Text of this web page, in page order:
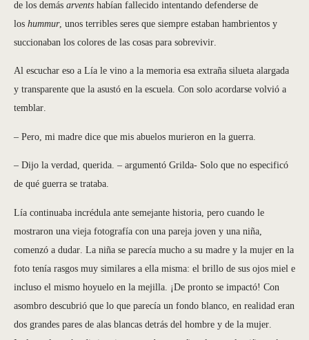
de los demás arvents habían fallecido intentando defenderse de
los hummur, unos terribles seres que siempre estaban hambrientos y
succionaban los colores de las cosas para sobrevivir.
Al escuchar eso a Lía le vino a la memoria esa extraña silueta alargada
y transparente que la asustó en la escuela. Con solo acordarse volvió a
temblar.
– Pero, mi madre dice que mis abuelos murieron en la guerra.
– Dijo la verdad, querida. – argumentó Grilda- Solo que no especificó
de qué guerra se trataba.
Lía continuaba incrédula ante semejante historia, pero cuando le
mostraron una vieja fotografía con una pareja joven y una niña,
comenzó a dudar. La niña se parecía mucho a su madre y la mujer en la
foto tenía rasgos muy similares a ella misma: el brillo de sus ojos miel e
incluso el mismo hoyuelo en la mejilla. ¡De pronto se impactó! Con
asombro descubrió que lo que parecía un fondo blanco, en realidad eran
dos grandes pares de alas blancas detrás del hombre y de la mujer.